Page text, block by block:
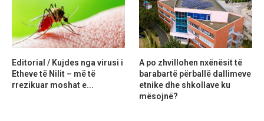
Editorial / Kujdes nga virusi i
Etheve të Nilit – më të
rrezikuar moshat e...
A po zhvillohen nxënësit të
barabartë përballë dallimeve
etnike dhe shkollave ku
mësojnë?